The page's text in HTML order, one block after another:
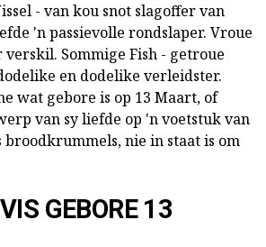
- van kou snot slagoffer van
'n passievolle rondslaper. Vroue
verskil. Sommige Fish - getroue
en dodelike verleidster.
wat gebore is op 13 Maart, of
van sy liefde op 'n voetstuk van
broodkrummels, nie in staat is om
GEBORE 13